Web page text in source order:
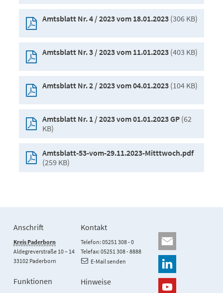
Amtsblatt Nr. 4 / 2023 vom 18.01.2023(306 KB)
Amtsblatt Nr. 3 / 2023 vom 11.01.2023(403 KB)
Amtsblatt Nr. 2 / 2023 vom 04.01.2023(104 KB)
Amtsblatt Nr. 1 / 2023 vom 01.01.2023 GP(62
KB)
Amtsblatt-53-vom-29.11.2023-Mitttwoch.pdf
(259 KB)
Anschrift
Kreis Paderborn
Aldegreverstraße 10 – 14
33102 Paderborn
Kontakt
Telefon: 05251 308 - 0
Telefax: 05251 308 - 8888
E-Mail senden
Funktionen Hinweise